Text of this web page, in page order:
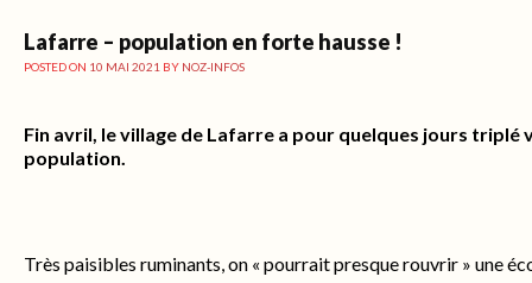
Lafarre – population en forte hausse !
POSTED ON 10 MAI 2021 BY NOZ-INFOS
Fin avril, le village de Lafarre a pour quelques jours triplé
population.
Très paisibles ruminants, on « pourrait presque rouvrir » une